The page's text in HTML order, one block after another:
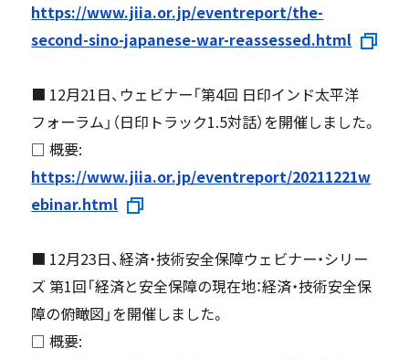
https://www.jiia.or.jp/eventreport/the-
second-sino-japanese-war-reassessed.html
■ 12月21日、ウェビナー「第4回 日印インド太平洋
フォーラム」（日印トラック1.5対話）を開催しました。
□ 概要:
https://www.jiia.or.jp/eventreport/20211221w
ebinar.html
■ 12月23日、経済・技術安全保障ウェビナー・シリー
ズ 第1回「経済と安全保障の現在地：経済・技術安全保
障の俯瞰図」を開催しました。
□ 概要: